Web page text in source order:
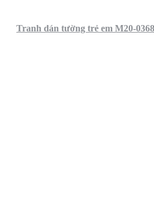
Tranh dán tường trẻ em M20-0368